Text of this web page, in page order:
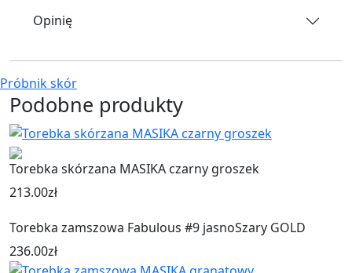
Opinię
Próbnik skór
Podobne produkty
Torebka skórzana MASIKA czarny groszek
213.00zł
Torebka zamszowa Fabulous #9 jasnoSzary GOLD
236.00zł